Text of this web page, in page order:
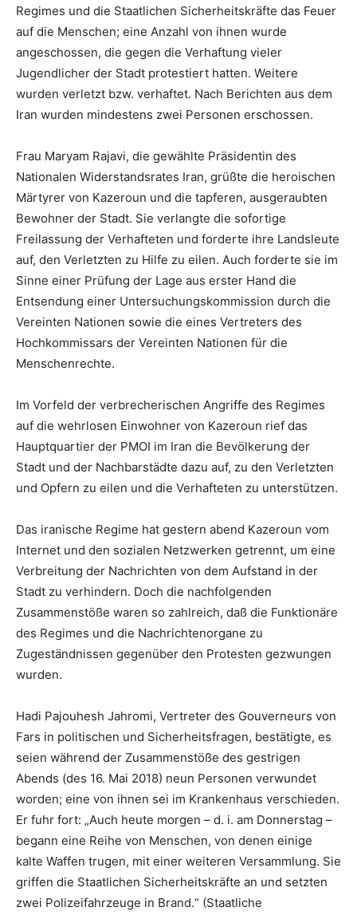
Regimes und die Staatlichen Sicherheitskräfte das Feuer
auf die Menschen; eine Anzahl von ihnen wurde
angeschossen, die gegen die Verhaftung vieler
Jugendlicher der Stadt protestiert hatten. Weitere
wurden verletzt bzw. verhaftet. Nach Berichten aus dem
Iran wurden mindestens zwei Personen erschossen.
Frau Maryam Rajavi, die gewählte Präsidentin des
Nationalen Widerstandsrates Iran, grüßte die heroischen
Märtyrer von Kazeroun und die tapferen, ausgeraubten
Bewohner der Stadt. Sie verlangte die sofortige
Freilassung der Verhafteten und forderte ihre Landsleute
auf, den Verletzten zu Hilfe zu eilen. Auch forderte sie im
Sinne einer Prüfung der Lage aus erster Hand die
Entsendung einer Untersuchungskommission durch die
Vereinten Nationen sowie die eines Vertreters des
Hochkommissars der Vereinten Nationen für die
Menschenrechte.
Im Vorfeld der verbrecherischen Angriffe des Regimes
auf die wehrlosen Einwohner von Kazeroun rief das
Hauptquartier der PMOI im Iran die Bevölkerung der
Stadt und der Nachbarstädte dazu auf, zu den Verletzten
und Opfern zu eilen und die Verhafteten zu unterstützen.
Das iranische Regime hat gestern abend Kazeroun vom
Internet und den sozialen Netzwerken getrennt, um eine
Verbreitung der Nachrichten von dem Aufstand in der
Stadt zu verhindern. Doch die nachfolgenden
Zusammenstöße waren so zahlreich, daß die Funktionäre
des Regimes und die Nachrichtenorgane zu
Zugeständnissen gegenüber den Protesten gezwungen
wurden.
Hadi Pajouhesh Jahromi, Vertreter des Gouverneurs von
Fars in politischen und Sicherheitsfragen, bestätigte, es
seien während der Zusammenstöße des gestrigen
Abends (des 16. Mai 2018) neun Personen verwundet
worden; eine von ihnen sei im Krankenhaus verschieden.
Er fuhr fort: „Auch heute morgen – d. i. am Donnerstag –
begann eine Reihe von Menschen, von denen einige
kalte Waffen trugen, mit einer weiteren Versammlung. Sie
griffen die Staatlichen Sicherheitskräfte an und setzten
zwei Polizeifahrzeuge in Brand.“ (Staatliche